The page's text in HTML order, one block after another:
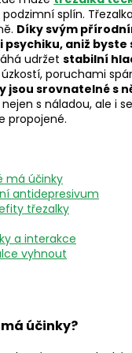
splín.
Díky svým
aniž
udržet stabilní
poruchami
jsou srovnatelné s
s náladou, ale i se
propojené.
má účinky
antidepresivum
třezalky
a interakce
vyhnout
účinky?